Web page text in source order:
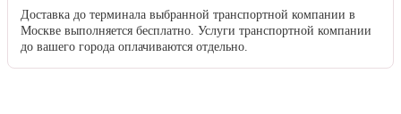
Доставка до терминала выбранной транспортной компании в
Москве выполняется бесплатно. Услуги транспортной компании
до вашего города оплачиваются отдельно.